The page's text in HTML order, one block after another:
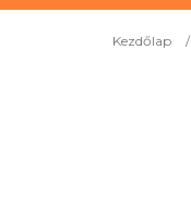
Kezdőlap /